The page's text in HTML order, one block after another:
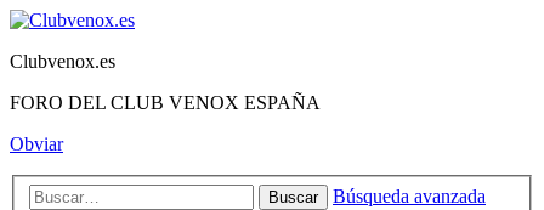
Clubvenox.es
FORO DEL CLUB VENOX ESPAÑA
Obviar
Buscar Búsqueda avanzada